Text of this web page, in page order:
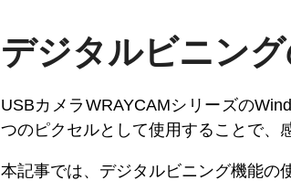
デジタルビニン
USBカメラWRAYCAMシリーズの
つのピクセルとして使用することで、
本記事では、デジタルビニング機能の